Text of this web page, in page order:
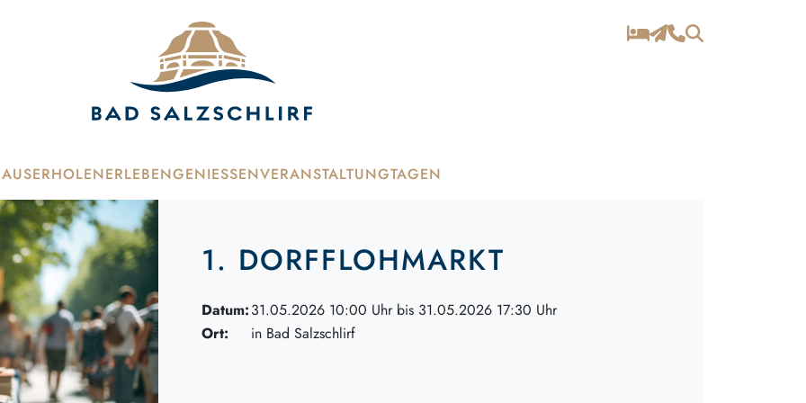
ERHOLENERLEBENGENIESSEN VERANSTALTUNGTAGEN
1. DORFFLOHMARKT
Datum:31.05.2026 10:00 Uhr bis 31.05.2026 17:30 Uhr
Ort:
in Bad Salzschlirf